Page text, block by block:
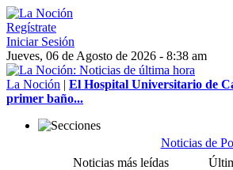
Regístrate
Iniciar Sesión
Jueves, 06 de Agosto de 2026 - 8:38 am
La Noción | El Hospital Universitario de
primer baño...
Noticias de
Noticias más leídas